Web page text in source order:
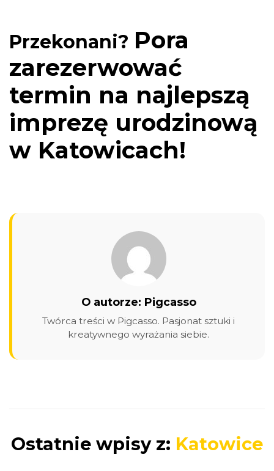
Przekonani? Pora
zarezerwować
termin na najlepszą
imprezę urodzinową
w Katowicach!
O autorze: Pigcasso
Twórca treści w Pigcasso. Pasjonat sztuki i
kreatywnego wyrażania siebie.
Ostatnie wpisy z: Katowice